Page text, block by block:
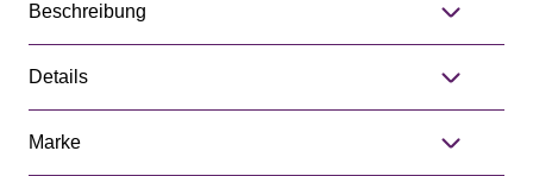
Beschreibung
Details
Marke